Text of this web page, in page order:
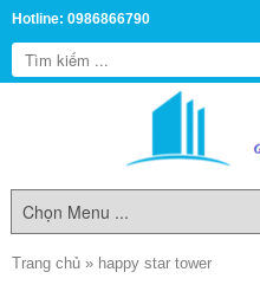
Hotline: 0986866790
Trang chủ » happy star tower